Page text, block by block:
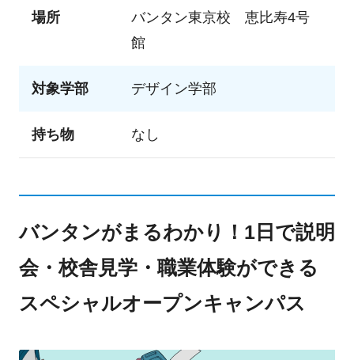
場所
バンタン東京校 恵比寿4号
館
対象学部 デザイン学部
持ち物 なし
バンタンがまるわかり！1日で説明
会・校舎見学・職業体験ができる
スペシャルオープンキャンパス